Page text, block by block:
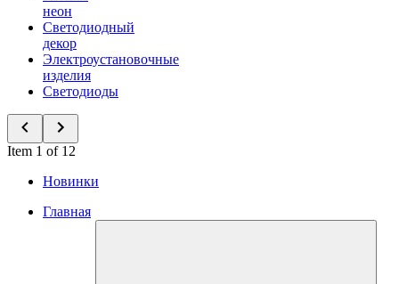
неон
Светодиодный
декор
Электроустановочные
изделия
Светодиоды
Item 1 of 12
Новинки
Главная